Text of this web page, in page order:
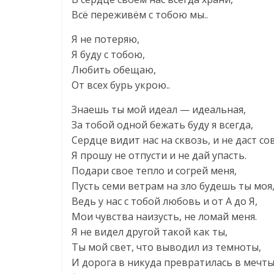
Всё переживём с тобою мы..
Я не потеряю,
Я буду с тобою,
Любить обещаю,
От всех бурь укрою..
Знаешь ты мой идеал — идеальная,
За тобой одной бежать буду я всегда,
Сердце видит нас на сквозь, и не даст
Я прошу не отпусти и не дай упасть.
Подари свое тепло и согрей меня,
Пусть семи ветрам на зло будешь ты моя,
Ведь у нас с тобой любовь и от А до Я,
Мои чувства наизусть, не ломай меня.
Я не видел другой такой как ты,
Ты мой свет, что выводил из темноты,
И дорога в никуда превратилась в